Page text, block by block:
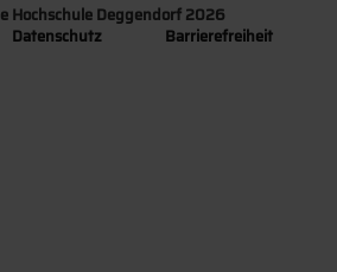
Hochschule Deggendorf 2026
Datenschutz Barrierefreiheit